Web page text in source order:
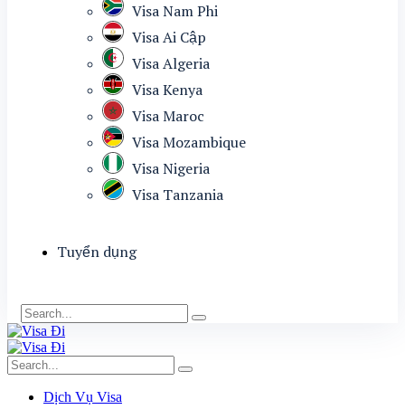
Visa Nam Phi
Visa Ai Cập
Visa Algeria
Visa Kenya
Visa Maroc
Visa Mozambique
Visa Nigeria
Visa Tanzania
Tuyển dụng
Dịch Vụ Visa